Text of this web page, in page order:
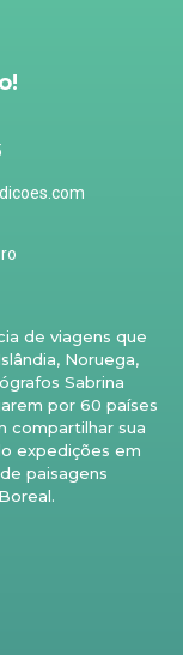
de viagens que
Noruega,
Sabrina
por 60 países
compartilhar sua
expedições em
paisagens